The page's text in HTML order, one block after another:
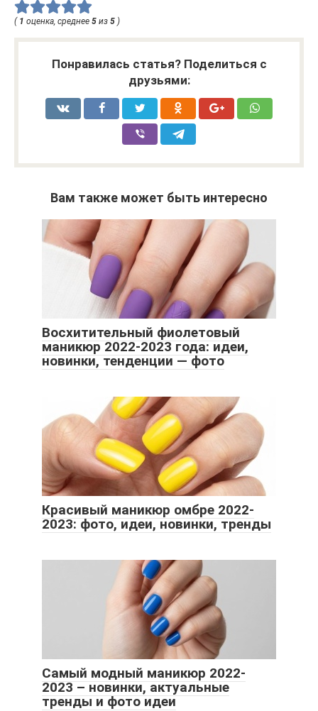
( 1 оценка, среднее 5 из 5 )
Понравилась статья? Поделиться с
друзьями:
Вам также может быть интересно
Восхитительный фиолетовый
маникюр 2022-2023 года: идеи,
новинки, тенденции — фото
Красивый маникюр омбре 2022-
2023: фото, идеи, новинки, тренды
Самый модный маникюр 2022-
2023 – новинки, актуальные
тренды и фото идеи